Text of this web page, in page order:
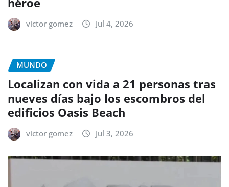
victor gomez Jul 4, 2026
MUNDO
Localizan con vida a 21 personas tras
nueves días bajo los escombros del
edificios Oasis Beach
victor gomez Jul 3, 2026